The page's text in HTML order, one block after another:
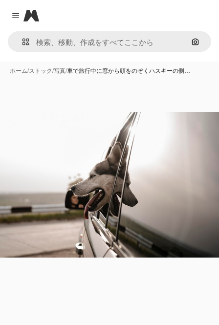
Close menu
Magnific
画像で
ホーム/ストック/写真/車で旅行中に窓から頭をのぞくハスキーの側…